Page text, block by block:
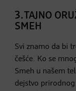
3.TAJNO
SMEH
Svi znamo da bi
češće. Ko se
Smeh u našem
dejstvo